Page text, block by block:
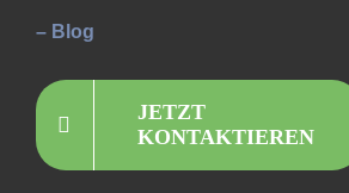
– Blog
JETZT
KONTAKTIEREN